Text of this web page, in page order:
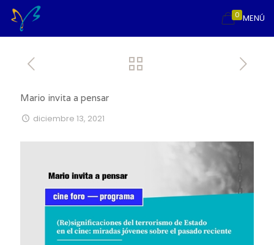
MENÚ
0
Mario invita a pensar
diciembre 13, 2021